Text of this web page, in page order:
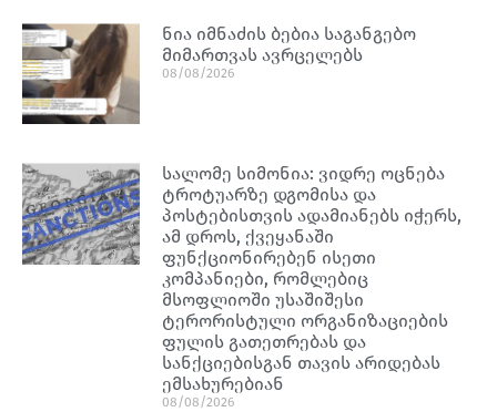
ნია იმნაძის ბებია საგანგებო
მიმართვას ავრცელებს
08/08/2026
სალომე სიმონია: ვიდრე ოცნება
ტროტუარზე დგომისა და
პოსტებისთვის ადამიანებს იჭერს,
ამ დროს, ქვეყანაში
ფუნქციონირებენ ისეთი
კომპანიები, რომლებიც
მსოფლიოში უსაშიშესი
ტერორისტული ორგანიზაციების
ფულის გათეთრებას და
სანქციებისგან თავის არიდებას
ემსახურებიან
08/08/2026